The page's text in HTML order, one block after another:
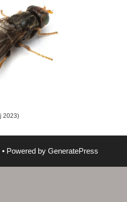
2023)
• Powered by GeneratePress